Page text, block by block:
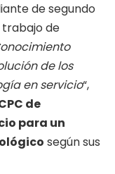
de segundo
trabajo de
de los
en servicio“,
de
para un
según sus